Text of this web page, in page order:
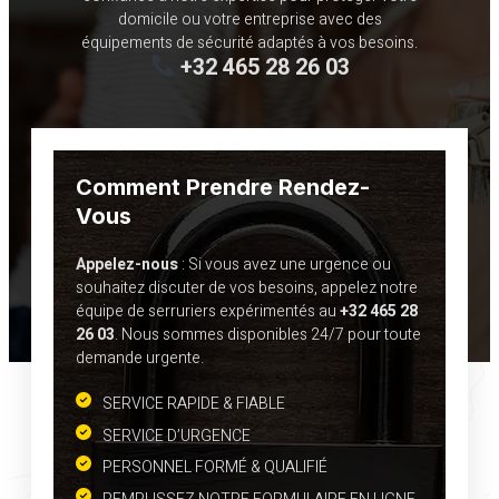
domicile ou votre entreprise avec des
équipements de sécurité adaptés à vos besoins.
+32 465 28 26 03
Comment Prendre Rendez-
Vous
Appelez-nous: Si vous avez une urgence ou
souhaitez discuter de vos besoins, appelez notre
équipe de serruriers expérimentés au+32 465 28
26 03. Nous sommes disponibles 24/7 pour toute
demande urgente.
SERVICE RAPIDE & FIABLE
SERVICE D’URGENCE
PERSONNEL FORMÉ & QUALIFIÉ